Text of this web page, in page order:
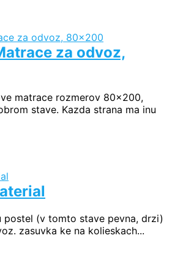
za odvoz,
matrace rozmerov 80x200,
stave. Kazda strana ma inu
postel (v tomto stave pevna, drzi)
zasuvka ke na kolieskach...